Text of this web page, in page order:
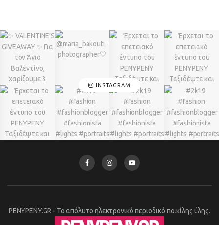
INSTAGRAM
PENYPENY.GR - Το απόλυτο ηλεκτρονικό περιοδικό ποικίλης ύλης.